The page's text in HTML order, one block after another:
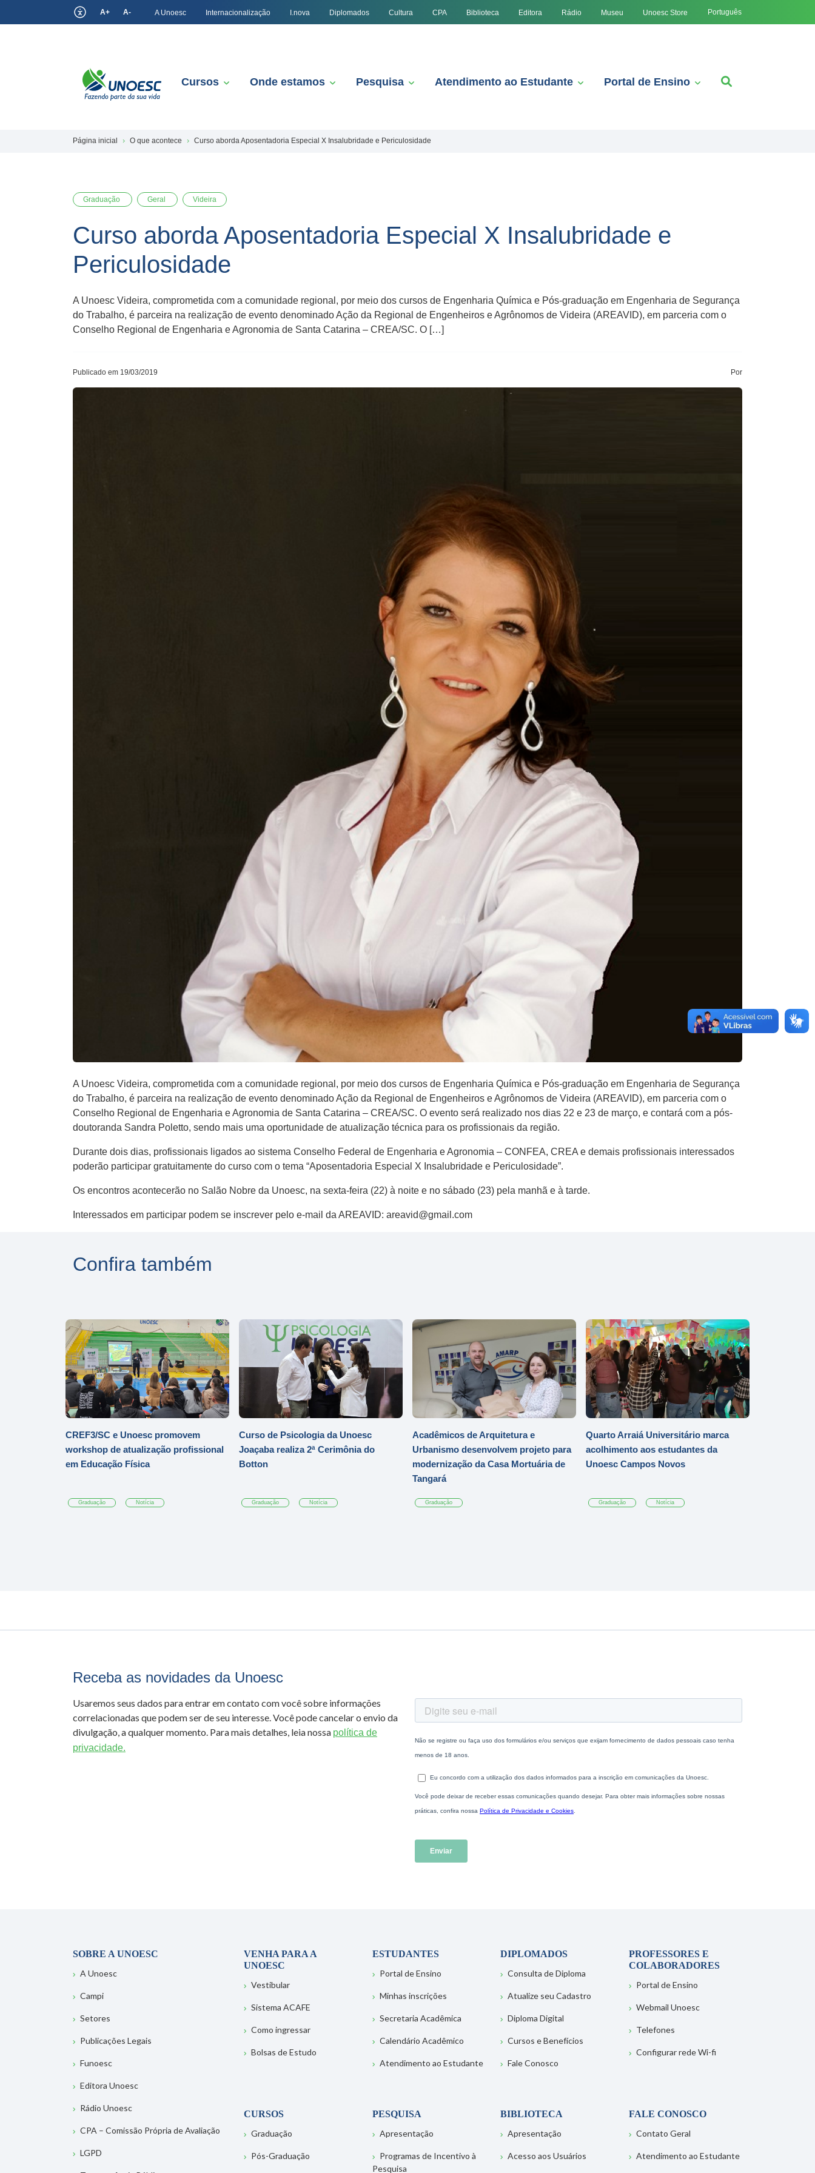
A+ A- A Unoesc Internacionalização I.nova Diplomados Cultura CPA Biblioteca Editora Rádio Museu Unoesc Store Português
Cursos Onde estamos Pesquisa Atendimento ao Estudante Portal de Ensino
Página inicial O que acontece Curso aborda Aposentadoria Especial X Insalubridade e Periculosidade
Graduação Geral Videira
Curso aborda Aposentadoria Especial X Insalubridade e
Periculosidade
A Unoesc Videira, comprometida com a comunidade regional, por meio dos cursos de Engenharia Química e Pós-graduação em Engenharia de Segurança
do Trabalho, é parceira na realização de evento denominado Ação da Regional de Engenheiros e Agrônomos de Videira (AREAVID), em parceria com o
Conselho Regional de Engenharia e Agronomia de Santa Catarina – CREA/SC. O […]
Publicado em 19/03/2019 Por
A Unoesc Videira, comprometida com a comunidade regional, por meio dos cursos de Engenharia Química e Pós-graduação em Engenharia de Segurança
do Trabalho, é parceira na realização de evento denominado Ação da Regional de Engenheiros e Agrônomos de Videira (AREAVID), em parceria com o
Conselho Regional de Engenharia e Agronomia de Santa Catarina – CREA/SC. O evento será realizado nos dias 22 e 23 de março, e contará com a pós-
doutoranda Sandra Poletto, sendo mais uma oportunidade de atualização técnica para os profissionais da região.
Durante dois dias, profissionais ligados ao sistema Conselho Federal de Engenharia e Agronomia – CONFEA, CREA e demais profissionais interessados
poderão participar gratuitamente do curso com o tema “Aposentadoria Especial X Insalubridade e Periculosidade”.
Os encontros acontecerão no Salão Nobre da Unoesc, na sexta-feira (22) à noite e no sábado (23) pela manhã e à tarde.
Interessados em participar podem se inscrever pelo e-mail da AREAVID: areavid@gmail.com
Confira também
CREF3/SC e Unoesc promovem
workshop de atualização profissional
em Educação Física
Graduação Notícia
Curso de Psicologia da Unoesc
Joaçaba realiza 2ª Cerimônia do
Botton
Graduação Notícia
Acadêmicos de Arquitetura e
Urbanismo desenvolvem projeto para
modernização da Casa Mortuária de
Tangará
Graduação
Quarto Arraiá Universitário marca
acolhimento aos estudantes da
Unoesc Campos Novos
Graduação Notícia
Receba as novidades da Unoesc
Usaremos seus dados para entrar em contato com você sobre informações
correlacionadas que podem ser de seu interesse. Você pode cancelar o envio da
divulgação, a qualquer momento. Para mais detalhes, leia nossa política de
privacidade.
SOBRE A UNOESC
A Unoesc
Campi
Setores
Publicações Legais
Funoesc
Editora Unoesc
Rádio Unoesc
CPA – Comissão Própria de Avaliação
LGPD
VENHA PARA A
UNOESC
Vestibular
Sistema ACAFE
Como ingressar
Bolsas de Estudo
ESTUDANTES
Portal de Ensino
Minhas inscrições
Secretaria Acadêmica
Calendário Acadêmico
Atendimento ao Estudante
DIPLOMADOS
Consulta de Diploma
Atualize seu Cadastro
Diploma Digital
Cursos e Benefícios
Fale Conosco
PROFESSORES E
COLABORADORES
Portal de Ensino
Webmail Unoesc
Telefones
Configurar rede Wi-fi
CURSOS
Graduação
Pós-Graduação
PESQUISA
Apresentação
Programas de Incentivo à
Pesquisa
BIBLIOTECA
Apresentação
Acesso aos Usuários
FALE CONOSCO
Contato Geral
Atendimento ao Estudante